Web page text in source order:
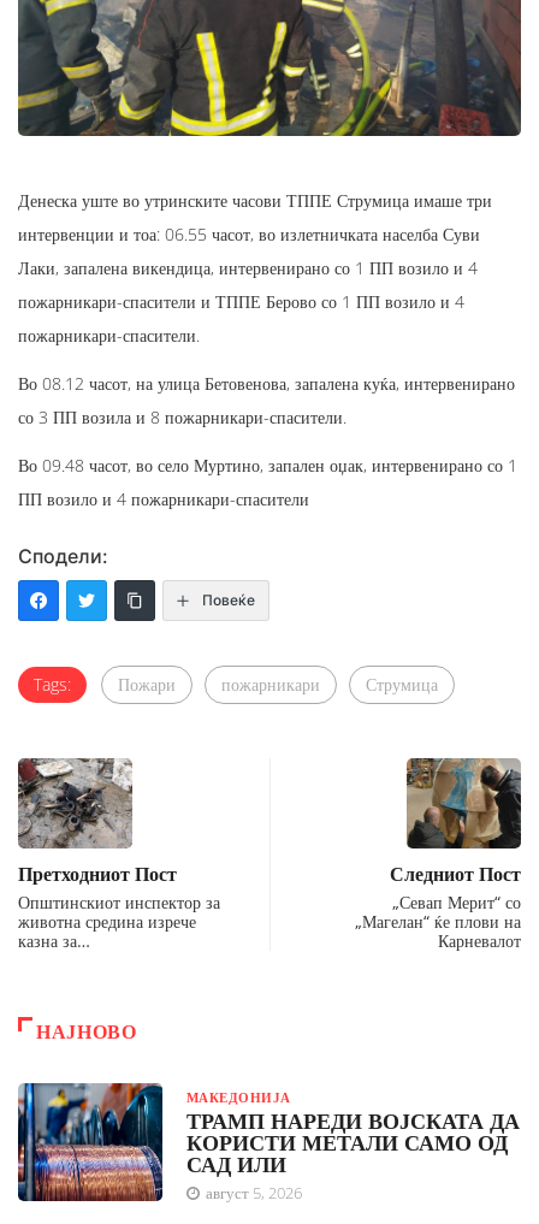
Денеска уште во утринските часови ТППЕ Струмица имаше три
интервенции и тоа: 06.55 часот, во излетничката населба Суви
Лаки, запалена викендица, интервенирано со 1 ПП возило и 4
пожарникари-спасители и ТППЕ Берово со 1 ПП возило и 4
пожарникари-спасители.
Во 08.12 часот, на улица Бетовенова, запалена куќа, интервенирано
со 3 ПП возила и 8 пожарникари-спасители.
Во 09.48 часот, во село Муртино, запален оџак, интервенирано со 1
ПП возило и 4 пожарникари-спасители
Сподели:
Повеќе
Tags: Пожари пожарникари Струмица
Претходниот Пост
Општинскиот инспектор за
животна средина изрече
казна за…
Следниот Пост
„Севап Мерит“ со
„Магелан“ ќе плови на
Карневалот
НАЈНОВО
МАКЕДОНИЈА
ТРАМП НАРЕДИ ВОЈСКАТА ДА
КОРИСТИ МЕТАЛИ САМО ОД
САД ИЛИ
август 5, 2026